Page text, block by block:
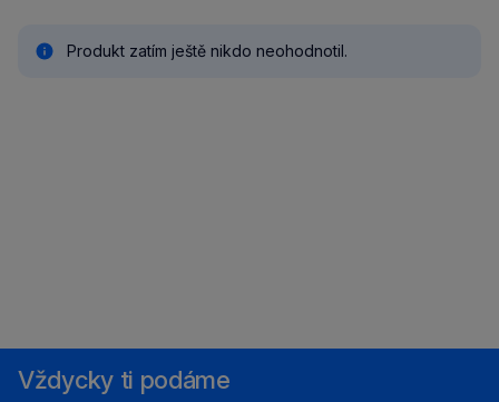
Produkt zatím ještě nikdo neohodnotil.
Vždycky ti podáme